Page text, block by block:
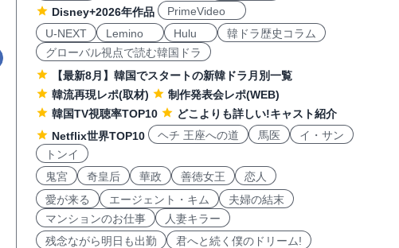
Disney+2026年作品
PrimeVideo
U-NEXT
Lemino Hulu
韓ドラ歴史コラム
グローバル視点で読む韓国ドラ
【最新8月】韓国でスタートの新韓ドラ月別一覧
韓流再現レポ(取材)
制作発表会レポ(WEB)
韓国TV視聴率TOP10
どこよりも詳しい!キャスト紹介
Netflix世界TOP10
ヘチ 王座への道 馬医
イ・サン
トンイ
鬼宮
奇皇后 華政 善徳女王
恋人
愛が来る
エージェント・キム
夫婦の結末
マンションのお仕事
人妻キラー
残念ながら明日も出勤
君へと続く僕のドリーム!